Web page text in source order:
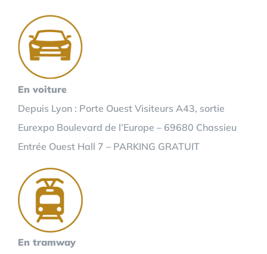
En voiture
Depuis Lyon : Porte Ouest Visiteurs A43, sortie
Eurexpo Boulevard de l’Europe – 69680 Chassieu
Entrée Ouest Hall 7 – PARKING GRATUIT
En tramway